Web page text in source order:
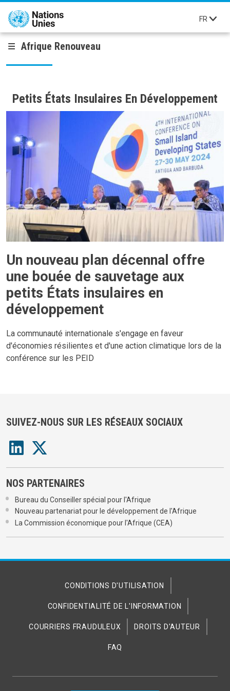
Aller au contenu principal
FR
Afrique Renouveau
Petits États Insulaires En Développement
Un nouveau plan décennal offre
une bouée de sauvetage aux
petits États insulaires en
développement
La communauté internationale s'engage en faveur
d'économies résilientes et d'une action climatique lors de la
conférence sur les PEID
SUIVEZ-NOUS SUR LES RÉSEAUX SOCIAUX
NOS PARTENAIRES
Bureau du Conseiller spécial pour l'Afrique
Nouveau partenariat pour le développement de l'Afrique
La Commission économique pour l'Afrique (CEA)
CONDITIONS D'UTILISATION
CONFIDENTIALITÉ DE L'INFORMATION
COURRIERS FRAUDULEUX DROITS D'AUTEUR
FAQ